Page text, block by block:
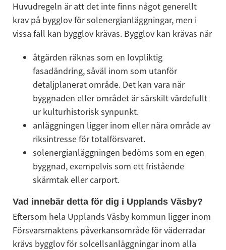
Huvudregeln är att det inte finns något generellt
krav på bygglov för solenergianläggningar, men i
vissa fall kan bygglov krävas. Bygglov kan krävas när
åtgärden räknas som en lovpliktig
fasadändring, såväl inom som utanför
detaljplanerat område. Det kan vara när
byggnaden eller området är särskilt värdefullt
ur kulturhistorisk synpunkt.
anläggningen ligger inom eller nära område av
riksintresse för totalförsvaret.
solenergianläggningen bedöms som en egen
byggnad, exempelvis som ett fristående
skärmtak eller carport.
Vad innebär detta för dig i Upplands Väsby?
Eftersom hela Upplands Väsby kommun ligger inom
Försvarsmaktens påverkansområde för väderradar
krävs bygglov för solcellsanläggningar inom alla